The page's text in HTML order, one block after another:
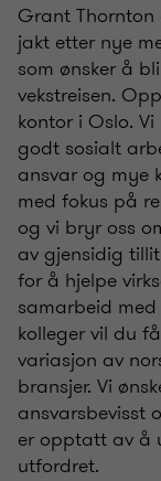
Grant Thornton
jakt etter nye
som ønsker å
vekstreisen.
kontor i Oslo.
godt sosialt
ansvar og mye
med fokus på
og vi bryr oss
av gjensidig
for å hjelpe
samarbeid
kolleger vil du
variasjon av
bransjer. Vi
ansvarsbevisst
er opptatt av å
utfordret.